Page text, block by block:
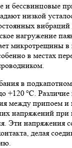
и бессвинцовые
низкой
вибраций
нагружение
микротрещины в
в местах
в
+120 °C.
между припоем
напряжений при
Эти напряжения
делая